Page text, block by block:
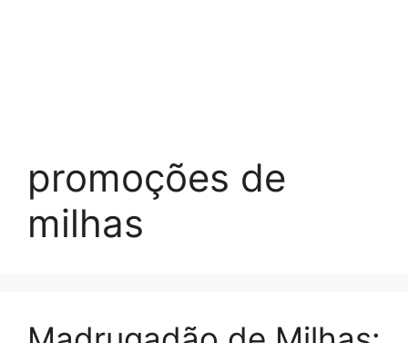
promoções de
milhas